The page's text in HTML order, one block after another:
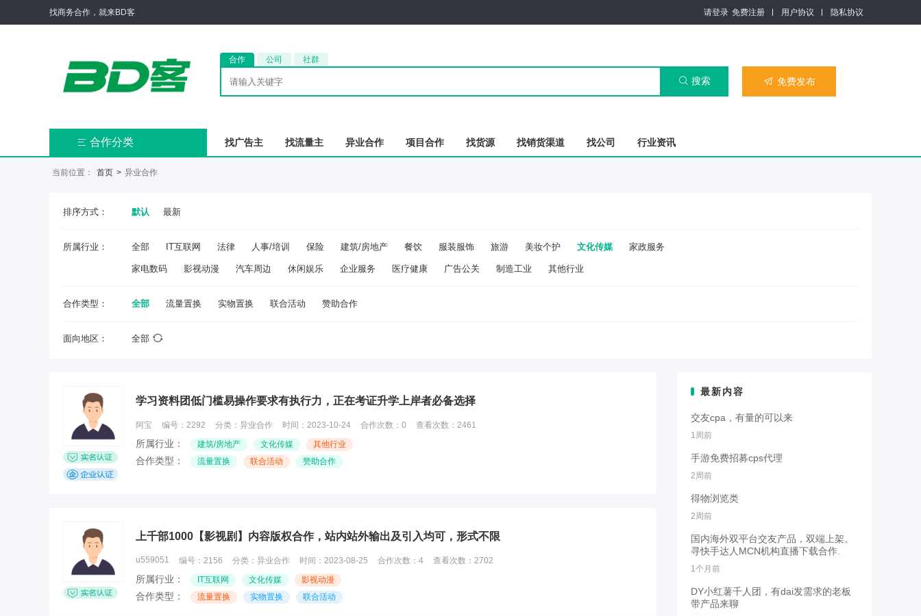
找商务合作，就来BD客 请登录 免费注册 用户协议 隐私协议
合作 公司 社群
 搜索  免费发布
 合作分类 找广告主 找流量主 异业合作 项目合作 找货源 找销货渠道 找公司 行业资讯
当前位置： 首页 > 异业合作
排序方式： 默认 最新
所属行业： 全部 IT互联网 法律 人事/培训 保险 建筑/房地产 餐饮 服装服饰 旅游 美妆个护 文化传媒 家政服务
家电数码 影视动漫 汽车周边 休闲娱乐 企业服务 医疗健康 广告公关 制造工业 其他行业
合作类型： 全部 流量置换 实物置换 联合活动 赞助合作
面向地区： 全部
学习资料团低门槛易操作要求有执行力，正在考证升学上岸者必备选择
阿宝 编号： 2292 分类： 异业合作 时间： 2023-10-24 合作次数： 0 查看次数： 2461
所属行业： 建筑/房地产 文化传媒 其他行业
合作类型： 流量置换 联合活动 赞助合作
上千部1000【影视剧】内容版权合作，站内站外输出及引入均可，形式不限
u559051 编号： 2156 分类： 异业合作 时间： 2023-08-25 合作次数： 4 查看次数： 2702
所属行业： IT互联网 文化传媒 影视动漫
合作类型： 流量置换 实物置换 联合活动
最新内容
交友cpa，有量的可以来
1周前
手游免费招募cps代理
2周前
得物浏览类
2周前
国内海外双平台交友产品，双端上架。
寻快手达人MCN机构直播下载合作.
1个月前
DY小红薯千人团，有dai发需求的老板
带产品来聊